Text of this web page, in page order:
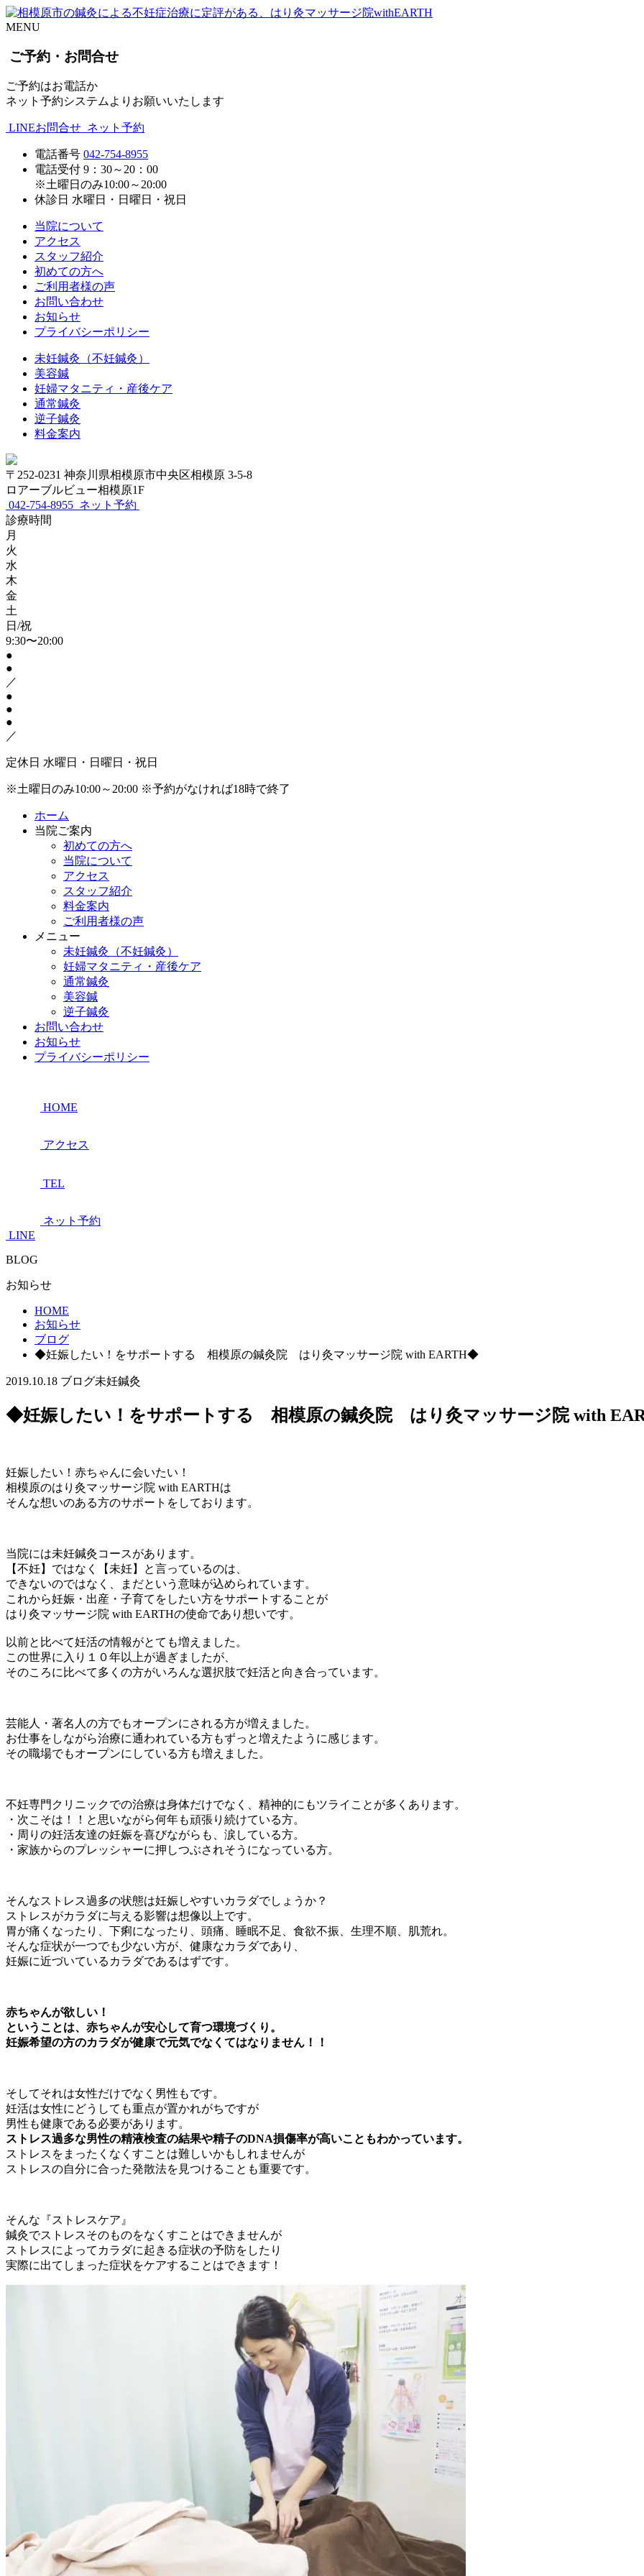
MENU
ご予約・お問合せ
ご予約はお電話か
ネット予約システムよりお願いいたします
LINEお問合せ ネット予約
電話番号 042-754-8955
電話受付 9：30～20：00
※土曜日のみ10:00～20:00
休診日 水曜日・日曜日・祝日
当院について
アクセス
スタッフ紹介
初めての方へ
ご利用者様の声
お問い合わせ
お知らせ
プライバシーポリシー
未妊鍼灸（不妊鍼灸）
美容鍼
妊婦マタニティ・産後ケア
通常鍼灸
逆子鍼灸
料金案内
〒252-0231 神奈川県相模原市中央区相模原 3-5-8
ロアーブルビュー相模原1F
042-754-8955 ネット予約
診療時間
月
火
水
木
金
土
日/祝
9:30〜20:00
●
●
／
●
●
●
／
定休日 水曜日・日曜日・祝日
※土曜日のみ10:00～20:00 ※予約がなければ18時で終了
ホーム
当院ご案内
初めての方へ
当院について
アクセス
スタッフ紹介
料金案内
ご利用者様の声
メニュー
未妊鍼灸（不妊鍼灸）
妊婦マタニティ・産後ケア
通常鍼灸
美容鍼
逆子鍼灸
お問い合わせ
お知らせ
プライバシーポリシー
HOME
アクセス
TEL
ネット予約
LINE
BLOG
お知らせ
HOME
お知らせ
ブログ
◆妊娠したい！をサポートする 相模原の鍼灸院 はり灸マッサージ院 with EARTH◆
2019.10.18 ブログ未妊鍼灸
◆妊娠したい！をサポートする 相模原の鍼灸院 はり灸マッサージ院 with
妊娠したい！赤ちゃんに会いたい！
相模原のはり灸マッサージ院 with EARTHは
そんな想いのある方のサポートをしております。
当院には未妊鍼灸コースがあります。
【不妊】ではなく【未妊】と言っているのは、
できないのではなく、まだという意味が込められています。
これから妊娠・出産・子育てをしたい方をサポートすることが
はり灸マッサージ院 with EARTHの使命であり想いです。
以前と比べて妊活の情報がとても増えました。
この世界に入り１０年以上が過ぎましたが、
そのころに比べて多くの方がいろんな選択肢で妊活と向き合っています。
芸能人・著名人の方でもオープンにされる方が増えました。
お仕事をしながら治療に通われている方もずっと増えたように感じます。
その職場でもオープンにしている方も増えました。
不妊専門クリニックでの治療は身体だけでなく、精神的にもツライことが多くあります。
・次こそは！！と思いながら何年も頑張り続けている方。
・周りの妊活友達の妊娠を喜びながらも、涙している方。
・家族からのプレッシャーに押しつぶされそうになっている方。
そんなストレス過多の状態は妊娠しやすいカラダでしょうか？
ストレスがカラダに与える影響は想像以上です。
胃が痛くなったり、下痢になったり、頭痛、睡眠不足、食欲不振、生理不順、肌荒れ。
そんな症状が一つでも少ない方が、健康なカラダであり、
妊娠に近づいているカラダであるはずです。
赤ちゃんが欲しい！
ということは、赤ちゃんが安心して育つ環境づくり。
妊娠希望の方のカラダが健康で元気でなくてはなりません！！
そしてそれは女性だけでなく男性もです。
妊活は女性にどうしても重点が置かれがちですが
男性も健康である必要があります。
ストレス過多な男性の精液検査の結果や精子のDNA損傷率が高いこともわかっています。
ストレスをまったくなくすことは難しいかもしれませんが
ストレスの自分に合った発散法を見つけることも重要です。
そんな『ストレスケア』
鍼灸でストレスそのものをなくすことはできませんが
ストレスによってカラダに起きる症状の予防をしたり
実際に出てしまった症状をケアすることはできます！